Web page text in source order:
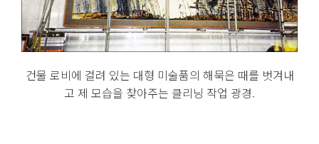
건물 로비에 걸려 있는 대형 미술품의 해묵은 때를 벗겨내
고 제 모습을 찾아주는 클리닝 작업 광경.